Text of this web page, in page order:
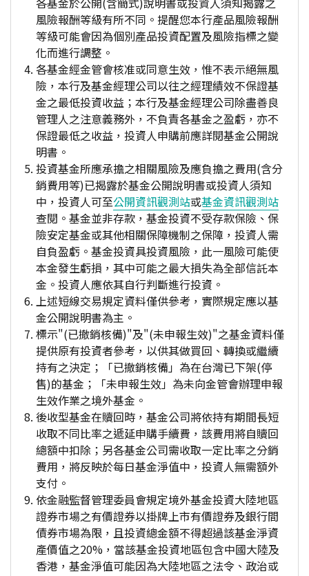
風險報酬等級有所不同。提醒您本行產品風險報酬
等級可能會因為個別產品投資配置及風險指標之變
化而進行調整。
各基金經金管會核准或同意生效，惟不表示絕無風
險，本行及基金經理公司以往之經理績效不保證基
金之最低投資收益；本行及基金經理公司除盡善良
管理人之注意義務外，不負責各基金之盈虧，亦不
保證最低之收益，投資人申購前應詳閱基金公開說
明書。
投資基金所應承擔之相關風險及應負擔之費用(含分
銷費用等)已揭露於基金公開說明書或投資人須知
中，投資人可至公開資訊觀測站或基金資訊觀測站
查閱。基金並非存款，基金投資不受存款保險、保
險安定基金或其他相關保障機制之保障，投資人需
自負盈虧。基金投資具投資風險，此一風險可能使
本金發生虧損，其中可能之最大損失為全部信託本
金。投資人應依其自行判斷進行投資。
上述短線交易規定資料僅供參考，實際規定應以基
金公開說明書為主。
標示"(已撤銷核備)"及"(未申報生效)"之基金資料僅
提供原有投資者參考，以供其做買回、轉換或繼續
持有之決定；「已撤銷核備」為在台灣已下架(停
售)的基金；「未申報生效」為未向金管會辦理申報
生效作業之境外基金。
後收型基金在贖回時，基金公司將依持有期間長短
收取不同比率之遞延申購手續費，該費用將自贖回
總額中扣除；另各基金公司需收取一定比率之分銷
費用，將反映於每日基金淨值中，投資人無需額外
支付。
依金融監督管理委員會規定境外基金投資大陸地區
證券市場之有價證券以掛牌上市有價證券及銀行間
債券市場為限，且投資總金額不得超過該基金淨資
產價值之20%，當該基金投資地區包含中國大陸及
香港，基金淨值可能因為大陸地區之法令、政治或